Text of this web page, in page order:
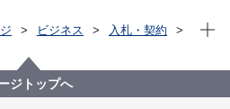
ビジネス
入札・契約
YCAN接続用パソコンの購入
現在
ジトップへ